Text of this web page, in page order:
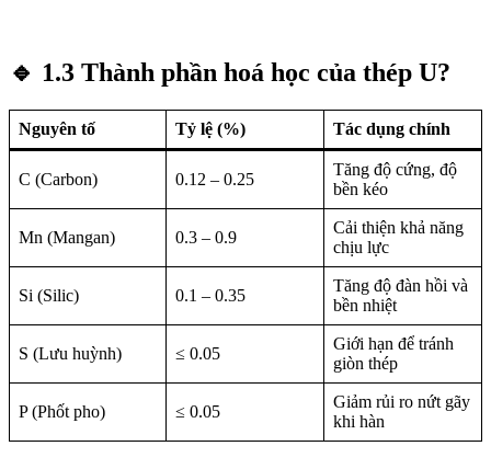
🔹 1.3 Thành phần hoá học của thép U?
Nguyên tố Tỷ lệ (%) Tác dụng chính
C (Carbon) 0.12 – 0.25
Tăng độ cứng, độ
bền kéo
Mn (Mangan) 0.3 – 0.9
Cải thiện khả năng
chịu lực
Si (Silic) 0.1 – 0.35
Tăng độ đàn hồi và
bền nhiệt
S (Lưu huỳnh) ≤ 0.05
Giới hạn để tránh
giòn thép
P (Phốt pho) ≤ 0.05
Giảm rủi ro nứt gãy
khi hàn